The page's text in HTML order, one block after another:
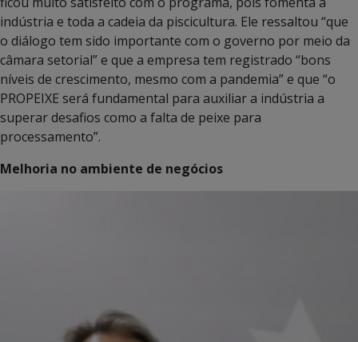
indústria e toda a cadeia da piscicultura. Ele ressaltou “que
o diálogo tem sido importante com o governo por meio da
câmara setorial” e que a empresa tem registrado “bons
níveis de crescimento, mesmo com a pandemia” e que “o
PROPEIXE será fundamental para auxiliar a indústria a
superar desafios como a falta de peixe para
processamento”.
Melhoria no ambiente de negócios